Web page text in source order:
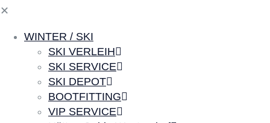
✕
WINTER / SKI
SKI VERLEIH
SKI SERVICE
SKI DEPOT
BOOTFITTING
VIP SERVICE